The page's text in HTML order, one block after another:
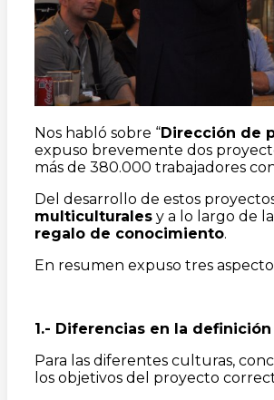
Nos habló sobre “Dirección de
expuso brevemente dos
más de 380.000 trabajadores
Del desarrollo de estos
multiculturales y a lo largo de
regalo de conocimiento.
En resumen expuso tres
1.- Diferencias en la
Para las diferentes culturas,
los objetivos del proyecto